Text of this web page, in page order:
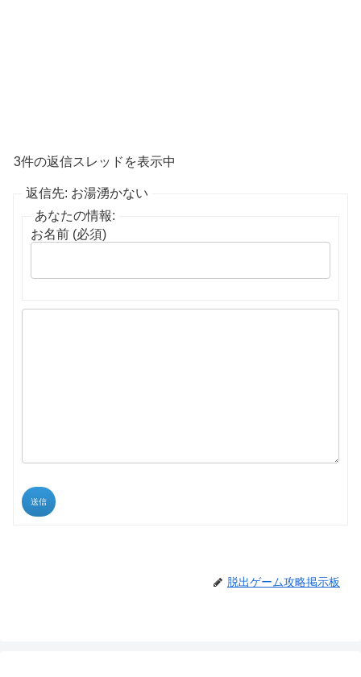
3件の返信スレッドを表示中
返信先: お湯湧かない
あなたの情報:
お名前 (必須)
送信
脱出ゲーム攻略掲示板